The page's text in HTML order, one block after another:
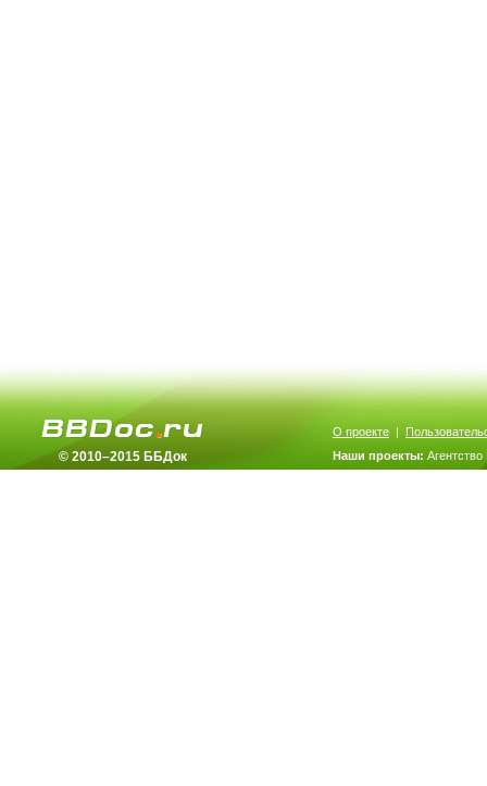
© 2010–2015 ББДок
О проекте |
Наши проекты: